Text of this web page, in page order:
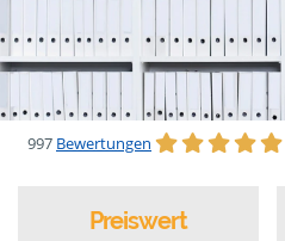
997 Bewertungen
Preiswert